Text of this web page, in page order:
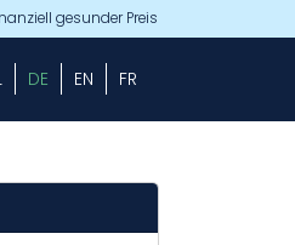
gesunder Preis
DE EN FR